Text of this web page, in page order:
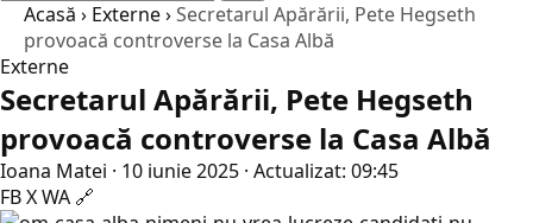
Acasă › Externe›Secretarul Apărării, Pete Hegseth
provoacă controverse la Casa Albă
Externe
Secretarul Apărării, Pete Hegseth
provoacă controverse la Casa Albă
Ioana Matei · 10 iunie 2025 · Actualizat: 09:45
FBXWA 🔗